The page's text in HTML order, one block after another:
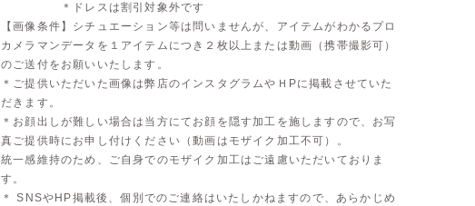
＊ドレスは割引対象外です
【画像条件】シチュエーション等は問いませんが、アイテムがわかるプロ
カメラマンデータを１アイテムにつき２枚以上または動画（携帯撮影可）
のご送付をお願いいたします。
＊ご提供いただいた画像は弊店のインスタグラムやＨPに掲載させていた
だきます。
＊お顔出しが難しい場合は当方にてお顔を隠す加工を施しますので、お写
真ご提供時にお申し付けください（動画はモザイク加工不可）。
統一感維持のため、ご自身でのモザイク加工はご遠慮いただいておりま
す。
＊ SNSやHP掲載後、個別でのご連絡はいたしかねますので、あらかじめ